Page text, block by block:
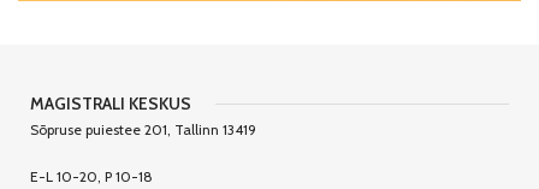
MAGISTRALI KESKUS
Sõpruse puiestee 201, Tallinn 13419
E-L 10-20, P 10-18